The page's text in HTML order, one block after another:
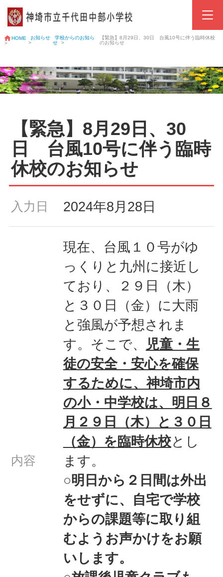
HOME
>
お知らせ
>
学校からのお知ら
せ
>
【緊急】8月29日、30日 台風10号に伴う臨時休校
のお知らせ
【緊急】8月29日、30
日 台風10号に伴う臨時
休校のお知らせ
入力日 2024年8月28日
内容
現在、台風１０号がゆ
っくりと九州に接近し
ており、２９日（木）
と３０日（金）に大雨
と強風が予想されま
す。そこで、
児童・生
徒の安全・安心を確保
するために、神埼市内
の小・中学校は、明日８
月２９日（木）と３０日
（金）を臨時休校とし
ます。
○明日から２日間は外出
をせずに、自宅で学校
からの課題等に取り組
むようお声かけをお願
いします。